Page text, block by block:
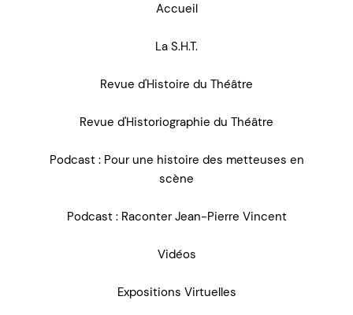
Accueil
La S.H.T.
Revue d'Histoire du Théâtre
Revue d'Historiographie du Théâtre
Podcast : Pour une histoire des metteuses en
scène
Podcast : Raconter Jean-Pierre Vincent
Vidéos
Expositions Virtuelles